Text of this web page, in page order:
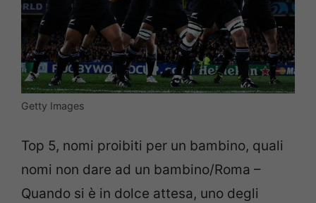
Getty Images
Top 5, nomi proibiti per un bambino, quali
nomi non dare ad un bambino/Roma –
Quando si è in dolce attesa, uno degli